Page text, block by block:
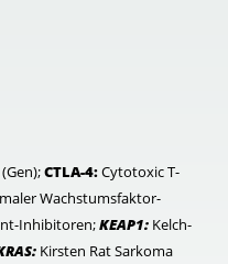
CTLA-4:Cytotoxic T-
Wachstumsfaktor-
Inhibitoren;KEAP1: Kelch-
Kirsten Rat Sarkoma